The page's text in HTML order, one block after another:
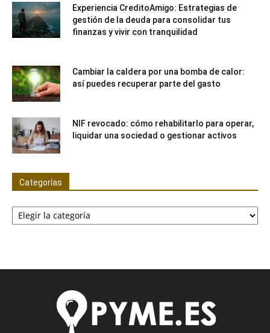
Experiencia CreditoAmigo: Estrategias de
gestión de la deuda para consolidar tus
finanzas y vivir con tranquilidad
Cambiar la caldera por una bomba de calor:
así puedes recuperar parte del gasto
NIF revocado: cómo rehabilitarlo para operar,
liquidar una sociedad o gestionar activos
Categorías
Categorías